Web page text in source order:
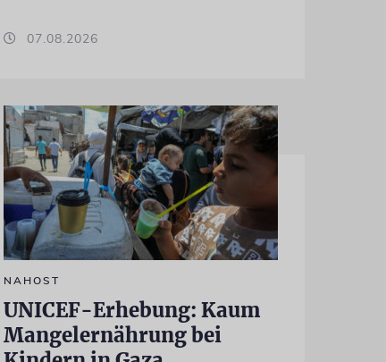
07.08.2026
NAHOST
UNICEF-Erhebung: Kaum
Mangelernährung bei